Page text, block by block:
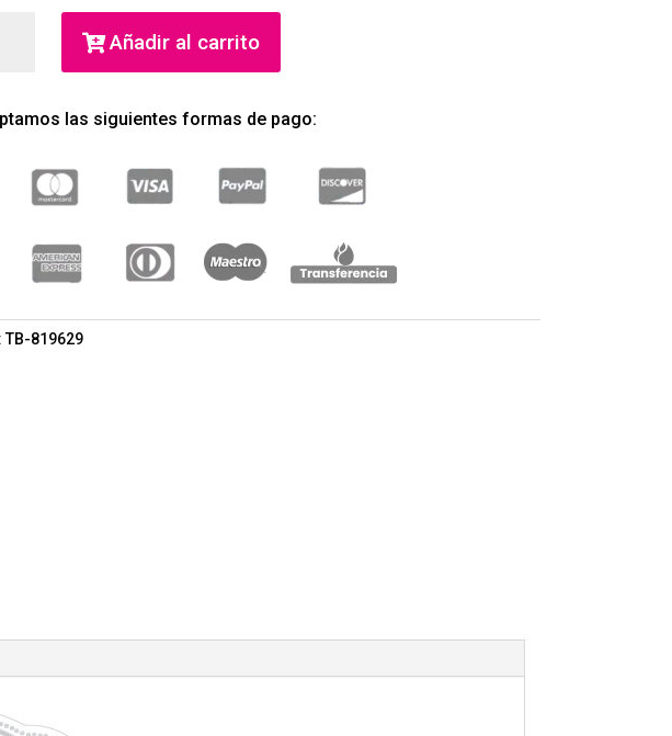
Añadir al carrito
las siguientes formas de pago:
TB-819629